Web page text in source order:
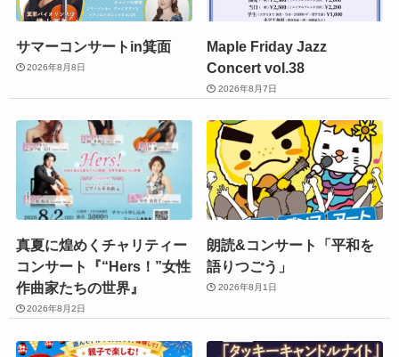
サマーコンサートin箕面
2026年8月8日
Maple Friday Jazz
Concert vol.38
2026年8月7日
真夏に煌めくチャリティー
コンサート『“Hers！”女性
作曲家たちの世界』
2026年8月2日
朗読&コンサート「平和を
語りつごう」
2026年8月1日